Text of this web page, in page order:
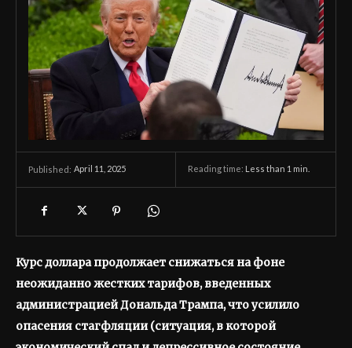
Published: April 11, 2025 Reading time: Less than 1 min.
Курс доллара продолжает снижаться на фоне
неожиданно жестких тарифов, введенных
администрацией Дональда Трампа, что усилило
опасения стагфляции (ситуация, в которой